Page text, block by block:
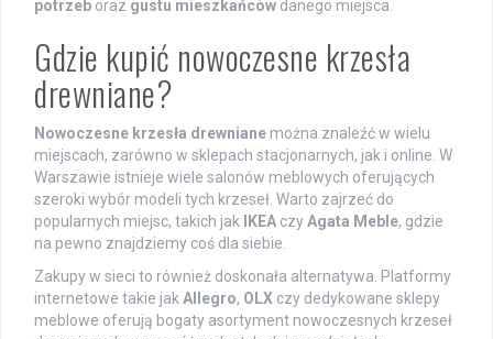
potrzeb oraz gustu mieszkańców danego miejsca.
Gdzie kupić nowoczesne krzesła
drewniane?
Nowoczesne krzesła drewniane można znaleźć w wielu
miejscach, zarówno w sklepach stacjonarnych, jak i online. W
Warszawie istnieje wiele salonów meblowych oferujących
szeroki wybór modeli tych krzeseł. Warto zajrzeć do
popularnych miejsc, takich jak
IKEA czyAgata Meble, gdzie
na pewno znajdziemy coś dla siebie.
Zakupy w sieci to również doskonała alternatywa. Platformy
internetowe takie jak Allegro, OLX czy dedykowane sklepy
meblowe oferują bogaty asortyment nowoczesnych krzeseł